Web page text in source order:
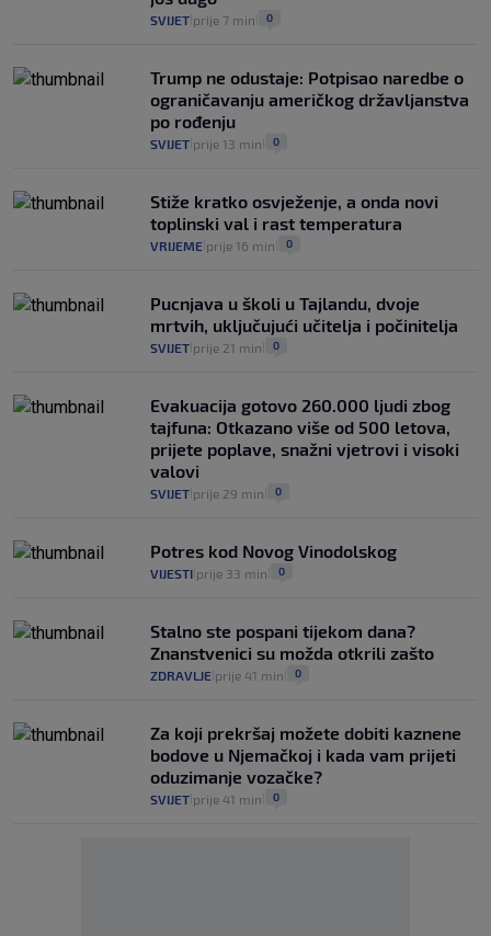
VIJESTI 30. srp.
SVIJET prije 7 min 0
Trump ne odustaje: Potpisao naredbe o
ograničavanju američkog državljanstva
po rođenju
SVIJET prije 13 min 0
Stiže kratko osvježenje, a onda novi
toplinski val i rast temperatura
VRIJEME prije 16 min 0
Pucnjava u školi u Tajlandu, dvoje
mrtvih, uključujući učitelja i počinitelja
SVIJET prije 21 min 0
Evakuacija gotovo 260.000 ljudi zbog
tajfuna: Otkazano više od 500 letova,
prijete poplave, snažni vjetrovi i visoki
valovi
SVIJET prije 29 min 0
Potres kod Novog Vinodolskog
VIJESTI prije 33 min 0
Stalno ste pospani tijekom dana?
Znanstvenici su možda otkrili zašto
ZDRAVLJE prije 41 min 0
Za koji prekršaj možete dobiti kaznene
bodove u Njemačkoj i kada vam prijeti
oduzimanje vozačke?
SVIJET prije 41 min 0